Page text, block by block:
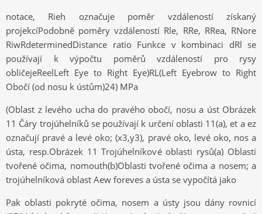
notace, Rieh označuje poměr vzdáleností získaný
projekcíPodobně poměry vzdáleností Rle, RRe, RRea, RNore
RiwRdeterminedDistance ratio Funkce v kombinaci dRl se
používají k výpočtu poměrů vzdáleností pro rysy
obličejeReelLeft Eye to Right Eye)RL(Left Eyebrow to Right
Obočí (od nosu k ústům)24) MPa
(Oblast z levého ucha do pravého obočí, nosu a úst Obrázek
11 Čáry trojúhelníků se používají k určení oblasti 11(a), et a ez
označují pravé a levé oko; (x3,y3), pravé oko, levé oko, nos a
ústa, resp.Obrázek 11 Trojúhelníkové oblasti rysů(a) Oblasti
tvořené očima, nomouth(b)Oblasti tvořené očima a nosem; a
trojúhelníková oblast Aew foreves a ústa se vypočítá jako
Pak oblasti pokryté očima, nosem a ústy jsou dány rovnicí